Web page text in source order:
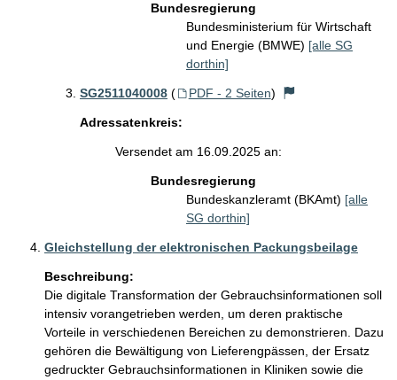
Bundesregierung
Bundesministerium für Wirtschaft
und Energie (BMWE) [alle SG
dorthin]
SG2511040008 ( PDF - 2 Seiten)
Adressatenkreis:
Versendet am 16.09.2025 an:
Bundesregierung
Bundeskanzleramt (BKAmt) [alle
SG dorthin]
Gleichstellung der elektronischen Packungsbeilage
Beschreibung:
Die digitale Transformation der Gebrauchsinformationen soll
intensiv vorangetrieben werden, um deren praktische
Vorteile in verschiedenen Bereichen zu demonstrieren. Dazu
gehören die Bewältigung von Lieferengpässen, der Ersatz
gedruckter Gebrauchsinformationen in Kliniken sowie die